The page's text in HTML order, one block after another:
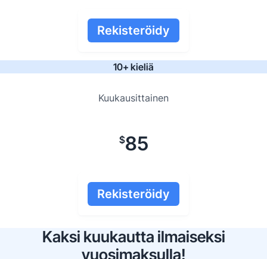
Rekisteröidy
10+ kieliä
Kuukausittainen
$85
Rekisteröidy
Kaksi kuukautta ilmaiseksi
vuosimaksulla!